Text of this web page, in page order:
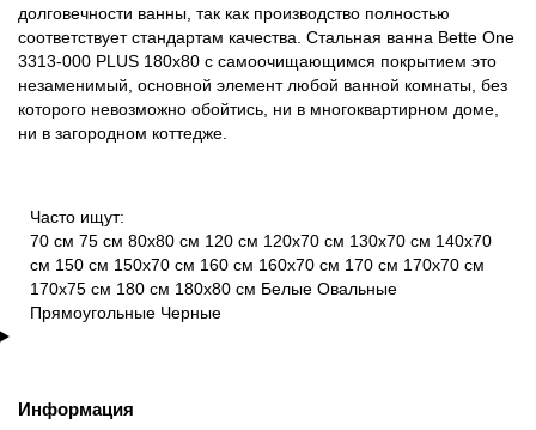
долговечности ванны, так как производство полностью
соответствует стандартам качества. Стальная ванна Bette One
3313-000 PLUS 180x80 с самоочищающимся покрытием это
незаменимый, основной элемент любой ванной комнаты, без
которого невозможно обойтись, ни в многоквартирном доме,
ни в загородном коттедже.
Часто ищут:
70 см 75 см 80х80 см 120 см 120х70 см 130х70 см 140х70
см 150 см 150х70 см 160 см 160х70 см 170 см 170х70 см
170х75 см 180 см 180х80 см Белые Овальные
Прямоугольные Черные
Информация